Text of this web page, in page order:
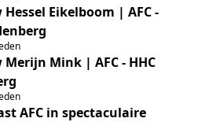
Eikelboom | AFC -
Mink | AFC - HHC
AFC in spectaculaire